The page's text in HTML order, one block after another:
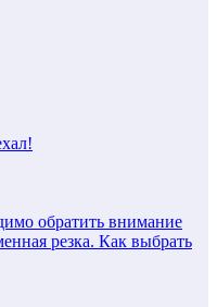
обратить внимание
резка. Как выбрать